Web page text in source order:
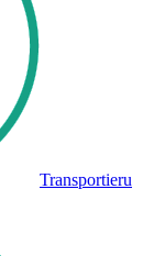
Transportieru